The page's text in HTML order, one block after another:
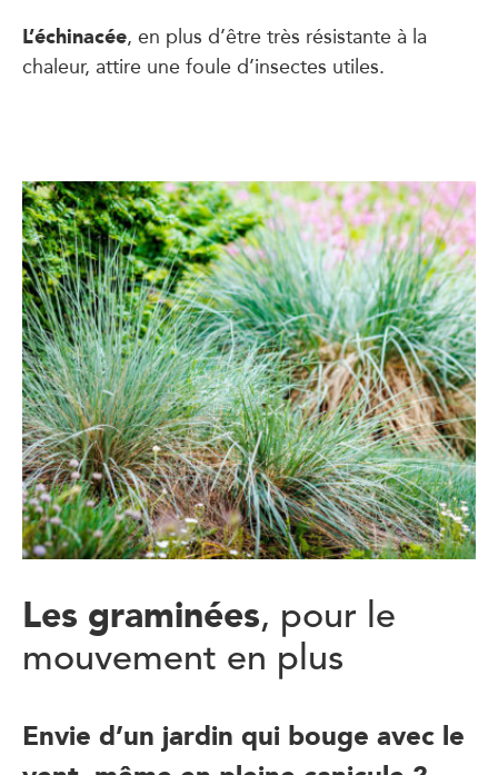
L’échinacée, en plus d’être très résistante à la
chaleur, attire une foule d’insectes utiles.
Les graminées, pour le
mouvement en plus
Envie d’un jardin qui bouge avec le